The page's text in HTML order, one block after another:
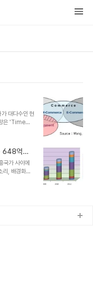
대다수인 현
은 'Time
다. 서비스
스적으로
리고 유통의
장 좋은 자료
논문에서
로 구분하
648억달
국가 사이에
리, 배경화면
롯한 선진국
사하여 발